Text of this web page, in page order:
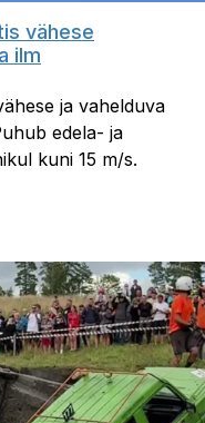
vähese
ilm
ja vahelduva
edela- ja
kuni 15 m/s.